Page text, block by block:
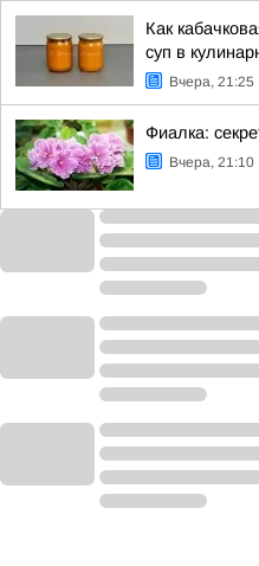
Как
суп в
Вчера, 21:25
Фиалка:
Вчера, 21:10